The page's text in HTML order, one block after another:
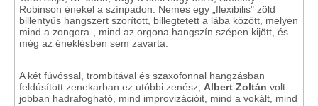
Robinson énekel a színpadon. Nemes egy „flexibilis" zöld
billentyűs hangszert szorított, billegtetett a lába között, melyen
mind a zongora-, mind az orgona hangszín szépen kijött, és
még az éneklésben sem zavarta.
A két fúvóssal, trombitával és szaxofonnal hangzásban
feldúsított zenekarban ez utóbbi zenész, Albert Zoltán volt
jobban hadrafogható, mind improvizációit, mind a vokált, mind